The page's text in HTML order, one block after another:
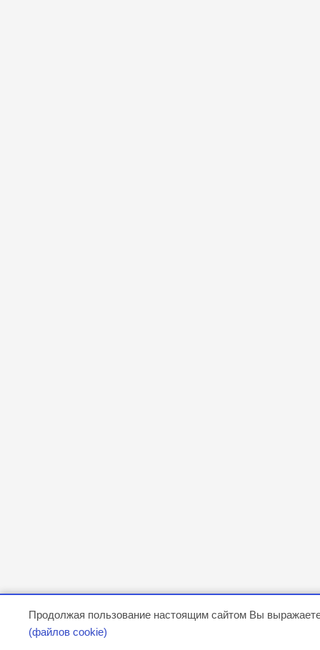
Продолжая пользование настоящим сайтом Вы
(файлов cookie)